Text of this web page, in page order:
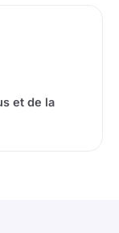
et de la